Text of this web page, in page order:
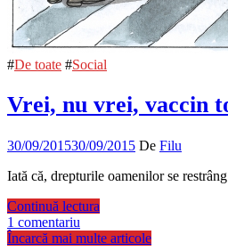
#De toate #Social
Vrei, nu vrei, vaccin
30/09/201530/09/2015 De Filu
Iată că, drepturile oamenilor se
Continuă lectura
1 comentariu
Încarcă mai multe articole